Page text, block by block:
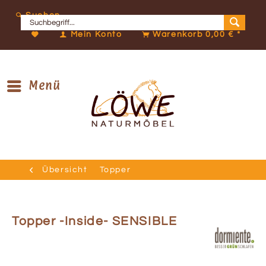
Suchen
Mein Konto Warenkorb0,00 € *
Menü
Übersicht Topper
Topper -Inside- SENSIBLE